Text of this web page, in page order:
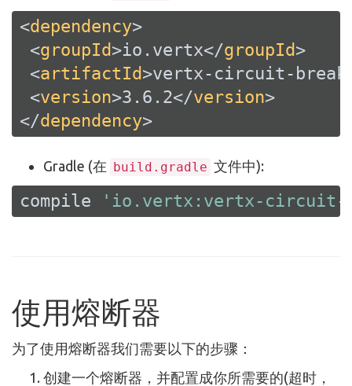
<dependency>
<groupId>io.vertx</groupId>
<artifactId>vertx-circuit-
<version>3.6.2</version>
</dependency>
Gradle (在 build.gradle 文件中):
compile 'io.vertx:vertx-circuit-
使用熔断器
为了使用熔断器我们需要以下的步骤：
创建一个熔断器，并配置成你所需要的(超时，